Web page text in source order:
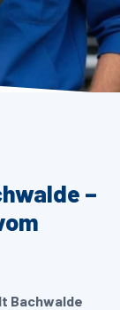
–
Bachwalde